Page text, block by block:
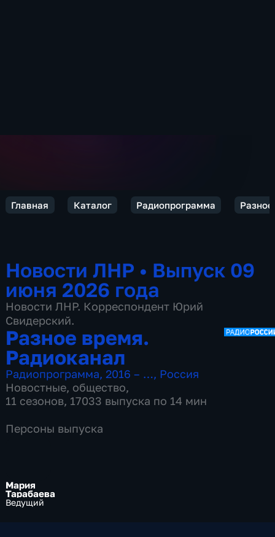
Главная Каталог Радиопрограмма
Новости ЛНР • Выпуск 09
июня 2026 года
Новости ЛНР. Корреспондент Юрий
Свидерский.
Разное время.
Радиоканал
Радиопрограмма,2016 – …, Россия
Новостные, общество,
11 сезонов, 17033 выпуска по 14 мин
Персоны выпуска
Мария
Тарабаева
Ведущий